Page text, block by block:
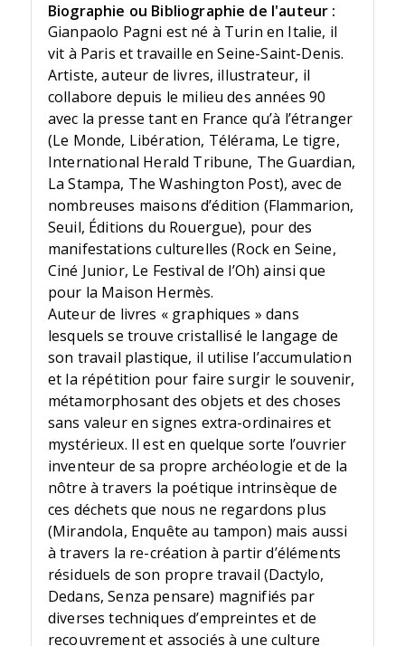
Biographie ou Bibliographie de l'auteur :
Gianpaolo Pagni est né à Turin en Italie, il
vit à Paris et travaille en Seine-Saint-Denis.
Artiste, auteur de livres, illustrateur, il
collabore depuis le milieu des années 90
avec la presse tant en France qu’à l’étranger
(Le Monde, Libération, Télérama, Le tigre,
International Herald Tribune, The Guardian,
La Stampa, The Washington Post), avec de
nombreuses maisons d’édition (Flammarion,
Seuil, Éditions du Rouergue), pour des
manifestations culturelles (Rock en Seine,
Ciné Junior, Le Festival de l’Oh) ainsi que
pour la Maison Hermès.
Auteur de livres « graphiques » dans
lesquels se trouve cristallisé le langage de
son travail plastique, il utilise l’accumulation
et la répétition pour faire surgir le souvenir,
métamorphosant des objets et des choses
sans valeur en signes extra-ordinaires et
mystérieux. Il est en quelque sorte l’ouvrier
inventeur de sa propre archéologie et de la
nôtre à travers la poétique intrinsèque de
ces déchets que nous ne regardons plus
(Mirandola, Enquête au tampon) mais aussi
à travers la re-création à partir d’éléments
résiduels de son propre travail (Dactylo,
Dedans, Senza pensare) magnifiés par
diverses techniques d’empreintes et de
recouvrement et associés à une culture